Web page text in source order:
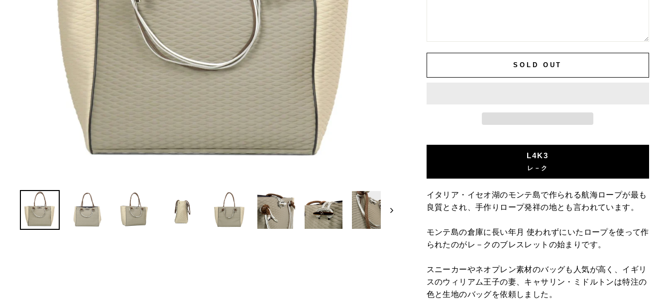
SOLD OUT
L4K3
レ－ク
イタリア・イセオ湖のモンテ島で作られる航海ロープが最も
良質とされ、手作りロープ発祥の地とも言われています。
モンテ島の倉庫に長い年月 使われずにいたロープを使って作
られたのがレ－クのブレスレットの始まりです。
スニーカーやネオプレン素材のバッグも人気が高く、イギリ
スのウィリアム王子の妻、キャサリン・ミドルトンは特注の
色と生地のバッグを依頼しました。